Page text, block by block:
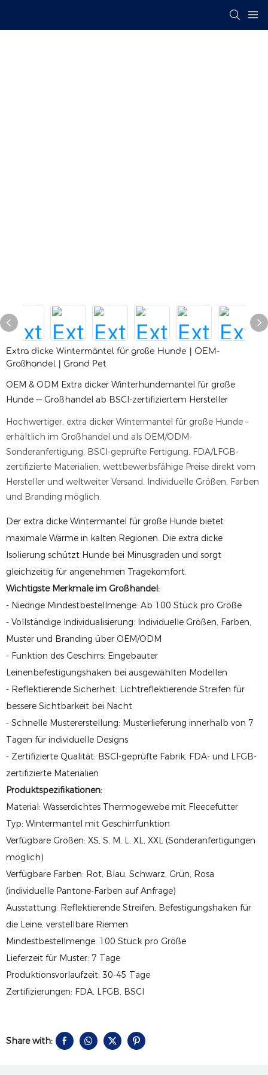
Extra dicke Wintermäntel für große Hunde | OEM-
Großhandel | Grand Pet
OEM & ODM Extra dicker Winterhundemantel für große
Hunde — Großhandel ab BSCI-zertifiziertem Hersteller
Hochwertiger, extra dicker Wintermantel für große Hunde –
erhältlich im Großhandel und als OEM/ODM-
Sonderanfertigung. BSCI-geprüfte Fertigung, FDA/LFGB-
zertifizierte Materialien, wettbewerbsfähige Preise direkt vom
Hersteller und weltweiter Versand. Individuelle Größen, Farben
und Branding möglich.
Der extra dicke Wintermantel für große Hunde bietet
maximale Wärme in kalten Regionen. Die extra dicke
Isolierung schützt Hunde bei Minusgraden und sorgt
gleichzeitig für angenehmen Tragekomfort.
Wichtigste Merkmale im Großhandel:
- Niedrige Mindestbestellmenge: Ab 100 Stück pro Größe
- Vollständige Individualisierung: Individuelle Größen, Farben,
Muster und Branding über OEM/ODM
- Funktion des Geschirrs: Eingebauter
Leinenbefestigungshaken bei ausgewählten Modellen
- Reflektierende Sicherheit: Lichtreflektierende Streifen für
bessere Sichtbarkeit bei Nacht
- Schnelle Mustererstellung: Musterlieferung innerhalb von 7
Tagen für individuelle Designs
- Zertifizierte Qualität: BSCI-geprüfte Fabrik, FDA- und LFGB-
zertifizierte Materialien
Produktspezifikationen:
Material: Wasserdichtes Thermogewebe mit Fleecefutter
Typ: Wintermantel mit Geschirrfunktion
Verfügbare Größen: XS, S, M, L, XL, XXL (Sonderanfertigungen
möglich)
Verfügbare Farben: Rot, Blau, Schwarz, Grün, Rosa
(individuelle Pantone-Farben auf Anfrage)
Ausstattung: Reflektierende Streifen, Befestigungshaken für
die Leine, verstellbare Riemen
Mindestbestellmenge: 100 Stück pro Größe
Lieferzeit für Muster: 7 Tage
Produktionsvorlaufzeit: 30-45 Tage
Zertifizierungen: FDA, LFGB, BSCI
Share with: